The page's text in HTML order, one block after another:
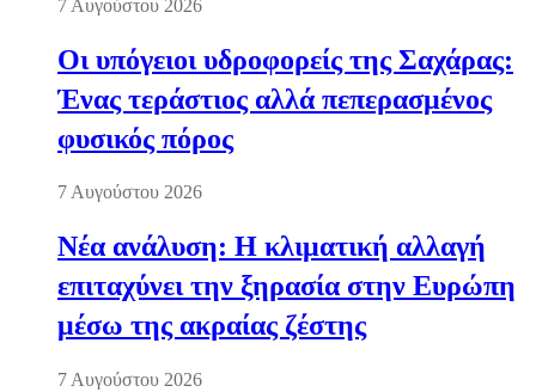
7 Αυγούστου 2026
Οι υπόγειοι υδροφορείς της Σαχάρας:
Ένας τεράστιος αλλά πεπερασμένος
φυσικός πόρος
7 Αυγούστου 2026
Νέα ανάλυση: Η κλιματική αλλαγή
επιταχύνει την ξηρασία στην Ευρώπη
μέσω της ακραίας ζέστης
7 Αυγούστου 2026